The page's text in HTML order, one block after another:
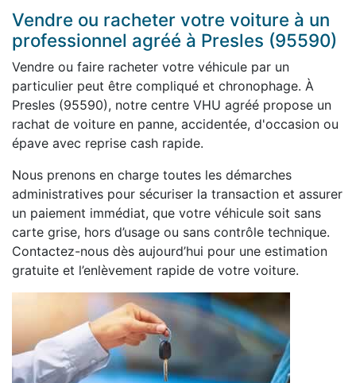
Vendre ou racheter votre voiture à un
professionnel agréé à Presles (95590)
Vendre ou faire racheter votre véhicule par un
particulier peut être compliqué et chronophage. À
Presles (95590), notre centre VHU agréé propose un
rachat de voiture en panne, accidentée, d'occasion ou
épave avec reprise cash rapide.
Nous prenons en charge toutes les démarches
administratives pour sécuriser la transaction et assurer
un paiement immédiat, que votre véhicule soit sans
carte grise, hors d’usage ou sans contrôle technique.
Contactez-nous dès aujourd’hui pour une estimation
gratuite et l’enlèvement rapide de votre voiture.